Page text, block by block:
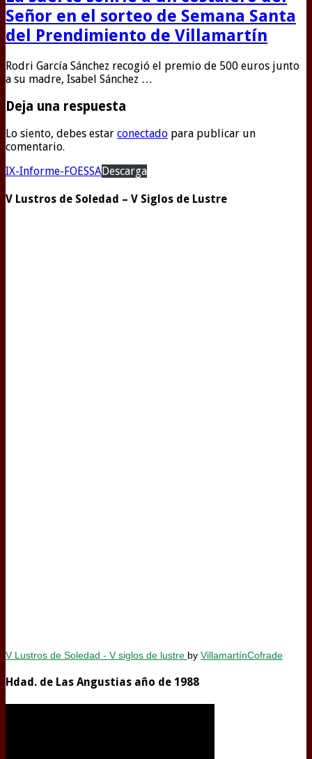
Señor en el sorteo de Semana Santa
del Prendimiento de Villamartín
Rodri García Sánchez recogió el premio de 500 euros junto
a su madre, Isabel Sánchez …
Deja una respuesta
Lo siento, debes estar conectado para publicar un
comentario.
IX-Informe-FOESSADescarga
V Lustros de Soledad – V Siglos de Lustre
V Lustros de Soledad - V siglos de lustre by VillamartínCofrade
Hdad. de Las Angustias año de 1988